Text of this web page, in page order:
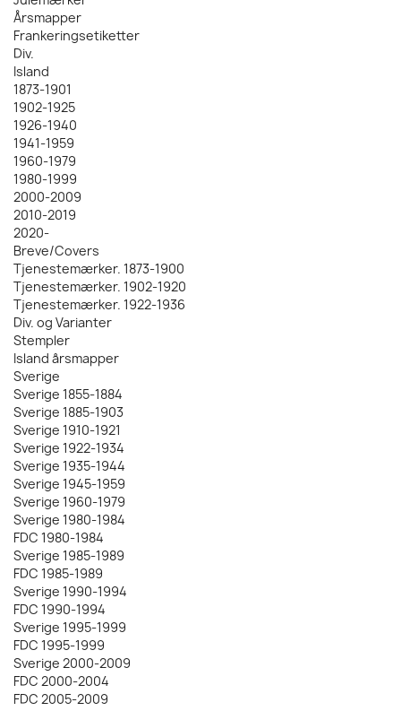
Årsmapper
Frankeringsetiketter
Div.
Island
1873-1901
1902-1925
1926-1940
1941-1959
1960-1979
1980-1999
2000-2009
2010-2019
2020-
Breve/Covers
Tjenestemærker. 1873-1900
Tjenestemærker. 1902-1920
Tjenestemærker. 1922-1936
Div. og Varianter
Stempler
Island årsmapper
Sverige
Sverige 1855-1884
Sverige 1885-1903
Sverige 1910-1921
Sverige 1922-1934
Sverige 1935-1944
Sverige 1945-1959
Sverige 1960-1979
Sverige 1980-1984
FDC 1980-1984
Sverige 1985-1989
FDC 1985-1989
Sverige 1990-1994
FDC 1990-1994
Sverige 1995-1999
FDC 1995-1999
Sverige 2000-2009
FDC 2000-2004
FDC 2005-2009